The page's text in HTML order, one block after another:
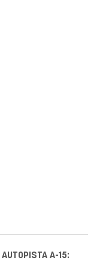
AUTOPISTA A-15: